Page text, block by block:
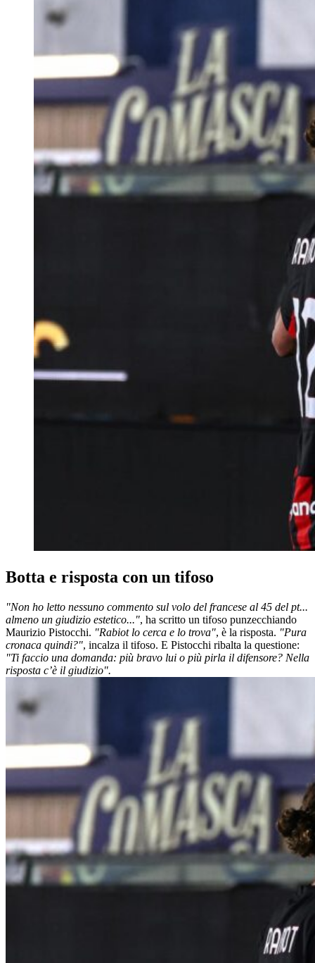
Botta e risposta con un tifoso
"Non ho letto nessuno commento sul volo del francese al 45 del pt...
almeno un giudizio estetico...", ha scritto un tifoso punzecchiando
Maurizio Pistocchi. "Rabiot lo cerca e lo trova", è la risposta. "Pura
cronaca quindi?", incalza il tifoso. E Pistocchi ribalta la questione:
"Ti faccio una domanda: più bravo lui o più pirla il difensore? Nella
risposta c’è il giudizio".